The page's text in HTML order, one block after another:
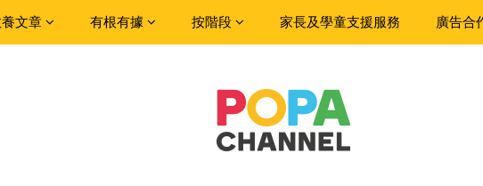
文章 有根有據 按階段 家長及學童支援服務 廣告合